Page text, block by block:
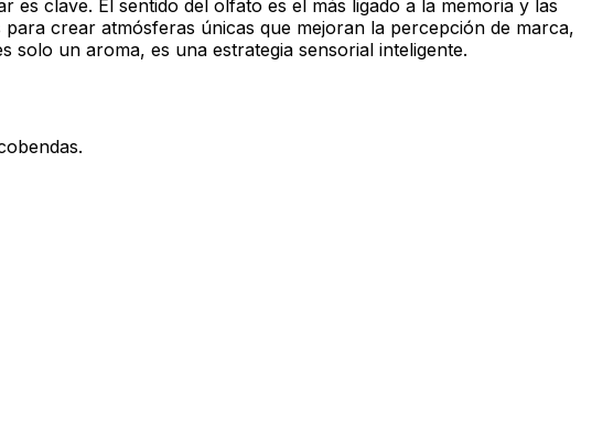
clave. El sentido del olfato es el más ligado a la memoria y las
crear atmósferas únicas que mejoran la percepción de marca,
un aroma, es una estrategia sensorial inteligente.